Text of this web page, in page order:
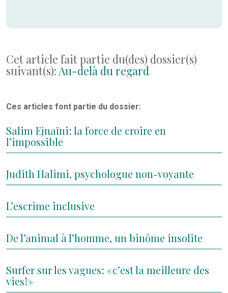
Cet article fait partie du(des) dossier(s)
suivant(s): Au-delà du regard
Ces articles font partie du dossier:
Salim Ejnaïni : la force de croire en
l’impossible
Judith Halimi, psychologue non-voyante
L’escrime inclusive
De l’animal à l’homme, un binôme insolite
Surfer sur les vagues : « c’est la meilleure des
vies ! »